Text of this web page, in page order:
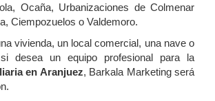
Ocaña, Urbanizaciones de Colmenar
Ciempozuelos o Valdemoro.
vivienda, un local comercial, una nave o
desea un equipo profesional para la
en Aranjuez, Barkala Marketing será